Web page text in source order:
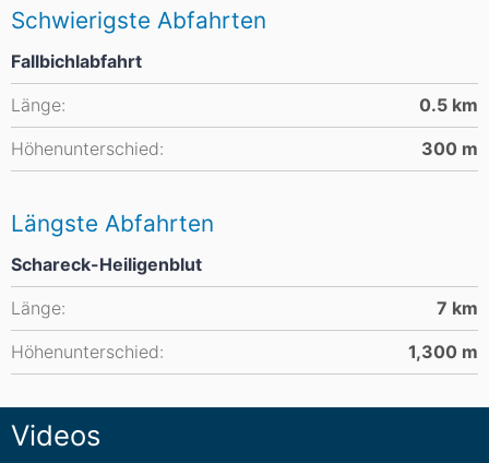
Schwierigste Abfahrten
Fallbichlabfahrt
Länge:
0.5 km
Höhenunterschied:
300 m
Längste Abfahrten
Schareck-Heiligenblut
Länge:
7 km
Höhenunterschied:
1,300 m
Videos